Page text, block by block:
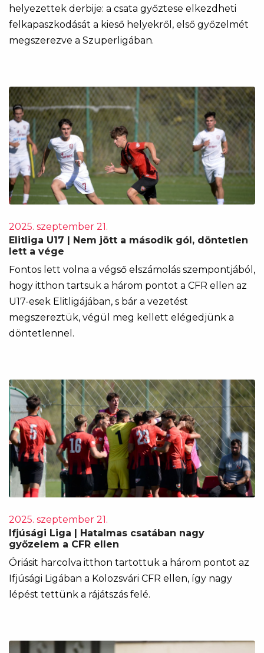
helyezettek derbije: a csata győztese elkezdheti
felkapaszkodását a kieső helyekről, első győzelmét
megszerezve a Szuperligában.
2025. szeptember 21.
Elitliga U17 | Nem jött a második gól, döntetlen
lett a vége
Fontos lett volna a végső elszámolás szempontjából,
hogy itthon tartsuk a három pontot a CFR ellen az
U17-esek Elitligájában, s bár a vezetést
megszereztük, végül meg kellett elégedjünk a
döntetlennel.
2025. szeptember 21.
Ifjúsági Liga | Hatalmas csatában nagy
győzelem a CFR ellen
Óriásit harcolva itthon tartottuk a három pontot az
Ifjúsági Ligában a Kolozsvári CFR ellen, így nagy
lépést tettünk a rájátszás felé.